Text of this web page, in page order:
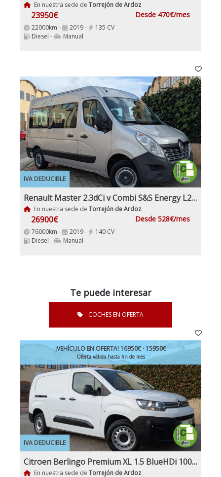
En nuestra sede de Torrejón de Ardoz
23950€ Desde 470€/mes
22000km - 2019 -
135 CV
Diesel -
Manual
IVA DEDUCIBLE
Renault Master 2.3dCi v Combi S&S Energy L2h2 3500 Dci 140cv E6 IVA y Garantía Incl Etiqueta C
En nuestra sede de Torrejón de Ardoz
26900€ Desde 528€/mes
76000km - 2019 -
140 CV
Diesel -
Manual
Te puede interesar
COCHES EN OFERTA
IVA DEDUCIBLE
¡VEHÍCULO EN OFERTA!16950€· 15950€
Oferta válida hasta fin de mes
Citroen Berlingo Premium XL 1.5 BlueHDi 100Cv Etiqueta C IVA Garantía Incl Nacional
En nuestra sede de Torrejón de Ardoz